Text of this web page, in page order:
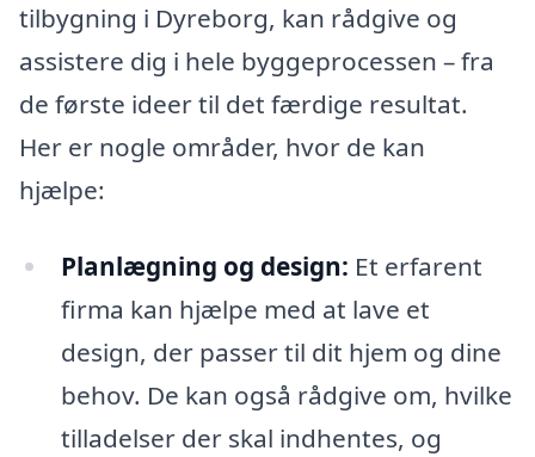
tilbygning i Dyreborg, kan rådgive og
assistere dig i hele byggeprocessen – fra
de første ideer til det færdige resultat.
Her er nogle områder, hvor de kan
hjælpe:
Planlægning og design: Et erfarent
firma kan hjælpe med at lave et
design, der passer til dit hjem og dine
behov. De kan også rådgive om, hvilke
tilladelser der skal indhentes, og